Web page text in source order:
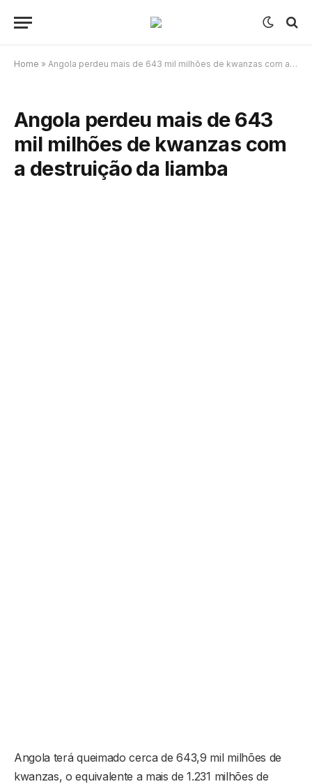
Home » Angola perdeu mais de 643 mil milhões de kwanzas com a destruição da liamba
Angola perdeu mais de 643
mil milhões de kwanzas com
a destruição da liamba
Angola terá queimado cerca de 643,9 mil milhões de
kwanzas, o equivalente a mais de 1.231 milhões de